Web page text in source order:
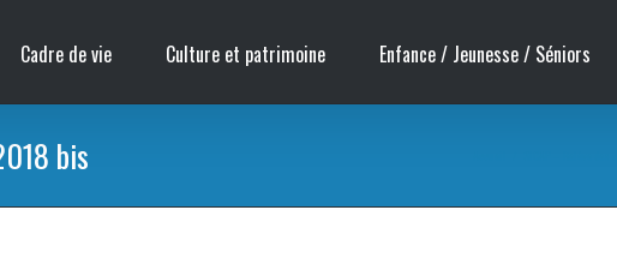
Cadre de vie Culture et patrimoine Enfance / Jeunesse / Séniors
bis